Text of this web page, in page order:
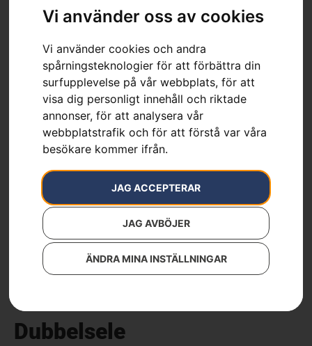
Vi använder oss av cookies
Vi använder cookies och andra
spårningsteknologier för att förbättra din
surfupplevelse på vår webbplats, för att
visa dig personligt innehåll och riktade
annonser, för att analysera vår
webbplatstrafik och för att förstå var våra
besökare kommer ifrån.
JAG ACCEPTERAR
JAG AVBÖJER
ÄNDRA MINA INSTÄLLNINGAR
Dubbelsele